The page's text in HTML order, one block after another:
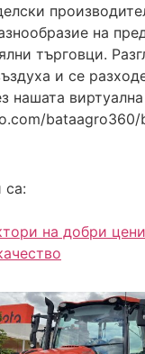
на
търговци.
и се
нашата
са:
на добри